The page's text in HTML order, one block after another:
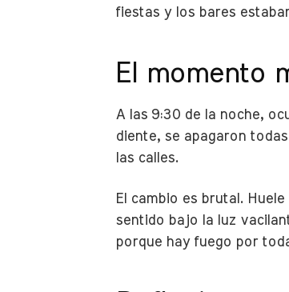
fiestas y los bares
El momento
A las 9:30 de la noche,
diente, se apagaron
las calles.
El cambio es brutal.
sentido bajo la luz
porque hay fuego por